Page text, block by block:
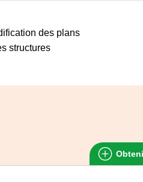
des plans
structures